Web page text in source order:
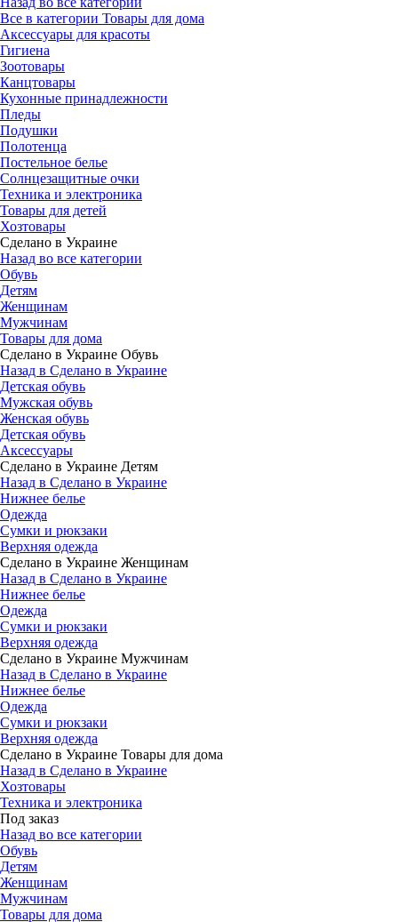
Все в категории Товары для дома
Аксессуары для красоты
Гигиена
Зоотовары
Канцтовары
Кухонные принадлежности
Пледы
Подушки
Полотенца
Постельное белье
Солнцезащитные очки
Техника и электроника
Товары для детей
Хозтовары
Сделано в Украине
Назад во все категории
Обувь
Детям
Женщинам
Мужчинам
Товары для дома
Сделано в Украине Обувь
Назад в Сделано в Украине
Детская обувь
Мужская обувь
Женская обувь
Детская обувь
Аксессуары
Сделано в Украине Детям
Назад в Сделано в Украине
Нижнее белье
Одежда
Сумки и рюкзаки
Верхняя одежда
Сделано в Украине Женщинам
Назад в Сделано в Украине
Нижнее белье
Одежда
Сумки и рюкзаки
Верхняя одежда
Сделано в Украине Мужчинам
Назад в Сделано в Украине
Нижнее белье
Одежда
Сумки и рюкзаки
Верхняя одежда
Сделано в Украине Товары для дома
Назад в Сделано в Украине
Хозтовары
Техника и электроника
Под заказ
Назад во все категории
Обувь
Детям
Женщинам
Мужчинам
Товары для дома